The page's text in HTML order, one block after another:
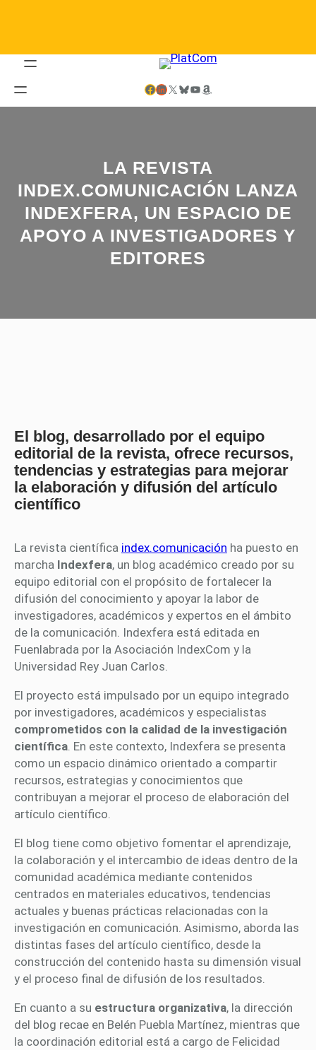
Facebook LinkedIn X Bluesky YouTube Amazon
LA REVISTA
INDEX.COMUNICACIÓN LANZA
INDEXFERA, UN ESPACIO DE
APOYO A INVESTIGADORES Y
EDITORES
El blog, desarrollado por el equipo
editorial de la revista, ofrece recursos,
tendencias y estrategias para mejorar
la elaboración y difusión del artículo
científico
La revista científica index.comunicación ha puesto en
marcha Indexfera, un blog académico creado por su
equipo editorial con el propósito de fortalecer la
difusión del conocimiento y apoyar la labor de
investigadores, académicos y expertos en el ámbito
de la comunicación. Indexfera está editada en
Fuenlabrada por la Asociación IndexCom y la
Universidad Rey Juan Carlos.
El proyecto está impulsado por un equipo integrado
por investigadores, académicos y especialistas
comprometidos con la calidad de la investigación
científica . En este contexto, Indexfera se presenta
como un espacio dinámico orientado a compartir
recursos, estrategias y conocimientos que
contribuyan a mejorar el proceso de elaboración del
artículo científico.
El blog tiene como objetivo fomentar el aprendizaje,
la colaboración y el intercambio de ideas dentro de la
comunidad académica mediante contenidos
centrados en materiales educativos, tendencias
actuales y buenas prácticas relacionadas con la
investigación en comunicación. Asimismo, aborda las
distintas fases del artículo científico, desde la
construcción del contenido hasta su dimensión visual
y el proceso final de difusión de los resultados.
En cuanto a su estructura organizativa, la dirección
del blog recae en Belén Puebla Martínez, mientras que
la coordinación editorial está a cargo de Felicidad